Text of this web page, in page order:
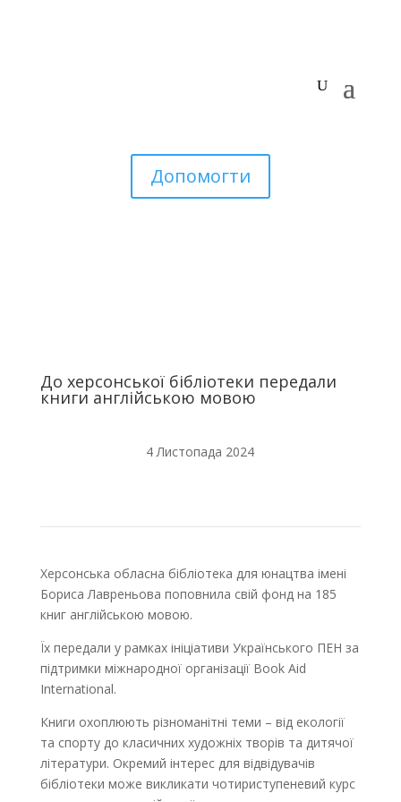
Допомогти
До херсонської бібліотеки передали
книги англійською мовою
4 Листопада 2024
Херсонська обласна бібліотека для юнацтва імені
Бориса Лавреньова поповнила свій фонд на 185
книг англійською мовою.
Їх передали у рамках ініціативи Українського ПЕН за
підтримки міжнародної організації Book Aid
International.
Книги охоплюють різноманітні теми – від екології
та спорту до класичних художніх творів та дитячої
літератури. Окремий інтерес для відвідувачів
бібліотеки може викликати чотириступеневий курс